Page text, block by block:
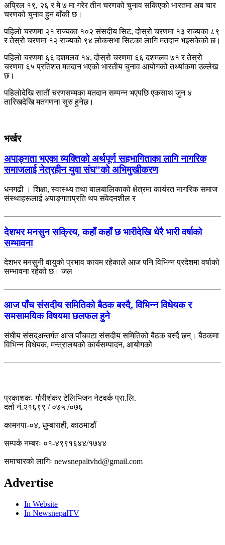
अप्रिल १९, २६ र मे ७ मा गरेर तीन चरणको चुनाव सकिएको भारतमा अब चार
चरणको चुनाव हुन बाँकी छ।
पहिलो चरणमा २१ राज्यका १०२ संसदीय सिट, दोस्रो चरणमा १३ राज्यका ८९
र तेस्रो चरणमा १२ राज्यको ९४ लोकसभा सिटका लागि मतदान भइसकेको छ।
पहिलो चरणमा ६६ दशमलव १४, दोस्रो चरणमा ६६ दशमलव ७१ र तेस्रो
चरणमा ६५ प्रतिशत मतदान भएको भारतीय चुनाव आयोगको तथ्यांकमा उल्लेख
छ।
पहिलोदेखि सातौं चरणसम्मका मतदान सम्पन्न भएपछि एकसाथ जुन ४
तारिखदेखि मतगणना सुरु हुनेछ।
भर्खर
अपाङ्गता भएका व्यक्तिको अर्थपूर्ण सहभागिताका लागि नागरिक
समाजलाई नेत्रहीन युवा संघ”को अभिमुखीकरण
धनगढी । शिक्षा, स्वास्थ्य तथा बालबालिकाको क्षेत्रमा कार्यरत नागरिक समाज
संस्थाहरूलाई अपाङ्गताप्रति थप संवेदनशील र
देशभर मनसुन सक्रिय, कहाँ कहाँ छ भारीदेखि धेरै भारी वर्षाको
सम्भावना
देशभर मनसुनी वायुको प्रभाव कायम रहेकाले आज पनि विभिन्न प्रदेशमा वर्षाको
सम्भावना रहेको छ। जल
आज पाँच संसदीय समितिको बैठक बस्दै, विभिन्न विधेयक र
समसामयिक विषयमा छलफल हुने
संघीय संसद्अन्तर्गत आज पाँचवटा संसदीय समितिको बैठक बस्दै छन्। बैठकमा
विभिन्न विधेयक, मन्त्रालयको कार्यसम्पादन, आयोगको
प्रकाशकः गौरीशंकर टेलिभिजन नेटवर्क प्रा.लि.
दर्ता नं.२१६९९ / ०७५ /०७६
कामनपा-०४, धुम्बाराही, काठमाडौं
सम्पर्क नम्बरः ०१-४९९१६४४/१७४४
समाचारकाे लागिः newsnepaltvhd@gmail.com
Advertise
In Website
In NewsnepalTV